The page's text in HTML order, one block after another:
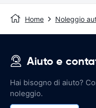
Home Noleggio
Aiuto e
Hai bisogno di aiuto?
noleggio.